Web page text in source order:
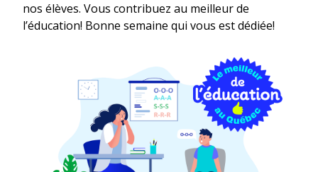
nos élèves. Vous contribuez au meilleur de
l’éducation! Bonne semaine qui vous est dédiée!